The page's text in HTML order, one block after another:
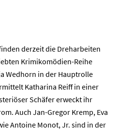
derzeit die Dreharbeiten
Krimikomödien-Reihe
Wedhorn in der Hauptrolle
Katharina Reiff in einer
Schäfer erweckt ihr
Auch Jan-Gregor Kremp, Eva
Antoine Monot, Jr. sind in der